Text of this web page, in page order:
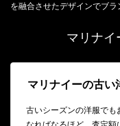
を融合させたデザインでブラ
マリナイ
マリナイーの古い
古いシーズンの洋服でも